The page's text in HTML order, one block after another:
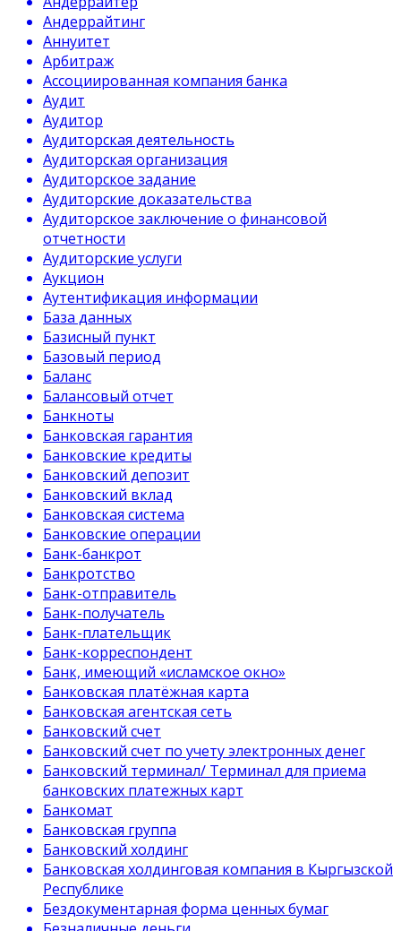
Андеррайтинг
Аннуитет
Арбитраж
Ассоциированная компания банка
Аудит
Аудитор
Аудиторская деятельность
Аудиторская организация
Аудиторское задание
Аудиторские доказательства
Аудиторское заключение о финансовой
отчетности
Аудиторские услуги
Аукцион
Аутентификация информации
База данных
Базисный пункт
Базовый период
Баланс
Балансовый отчет
Банкноты
Банковская гарантия
Банковские кредиты
Банковский депозит
Банковский вклад
Банковская система
Банковские операции
Банк-банкрот
Банкротство
Банк-отправитель
Банк-получатель
Банк-плательщик
Банк-корреспондент
Банк, имеющий «исламское окно»
Банковская платёжная карта
Банковская агентская сеть
Банковский счет
Банковский счет по учету электронных денег
Банковский терминал/ Терминал для приема
банковских платежных карт
Банкомат
Банковская группа
Банковский холдинг
Банковская холдинговая компания в Кыргызской
Республике
Бездокументарная форма ценных бумаг